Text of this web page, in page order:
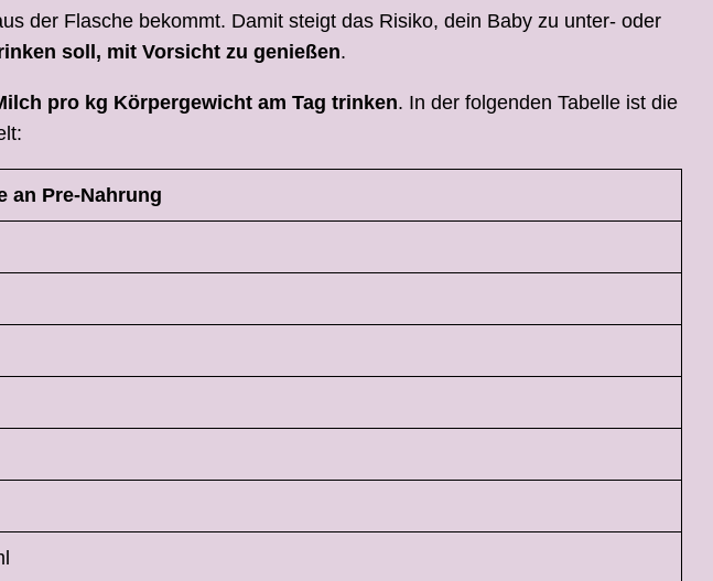
der Flasche bekommt. Damit steigt das Risiko, dein Baby zu unter- oder
soll, mit Vorsicht zu genießen.
pro kg Körpergewicht am Tag trinken. In der folgenden Tabelle ist die
an Pre-Nahrung